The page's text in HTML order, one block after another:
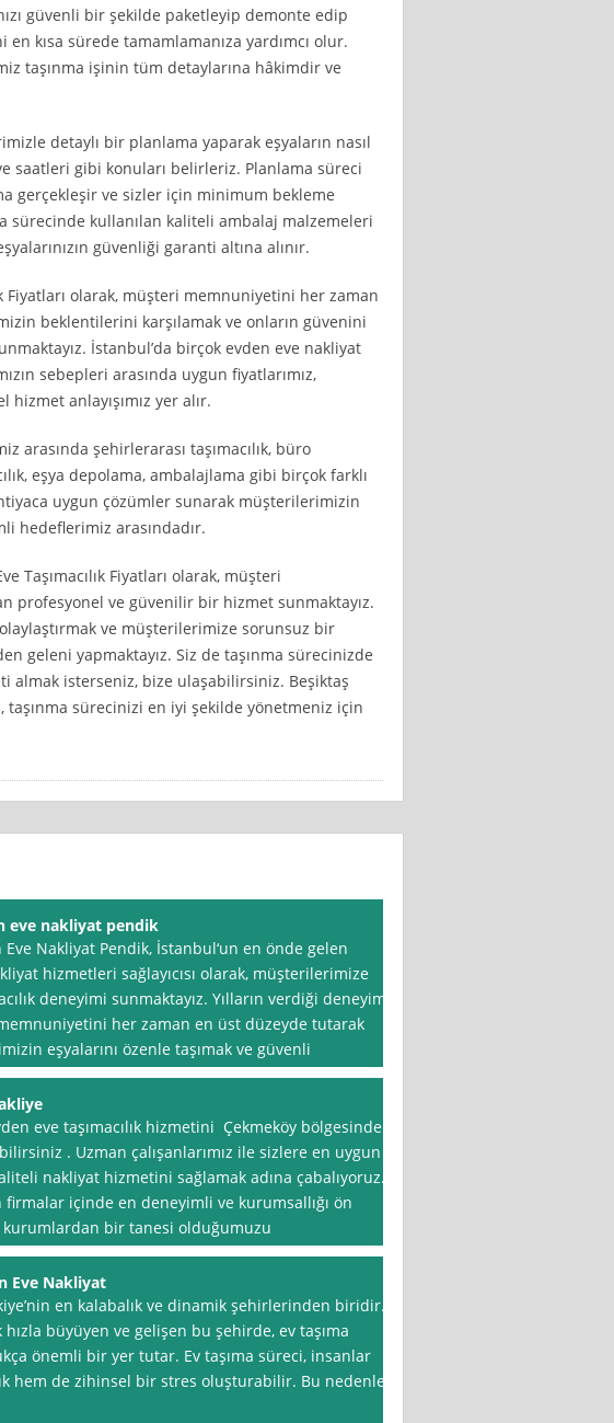
güvenli bir şekilde paketleyip demonte edip
kısa sürede tamamlamanıza yardımcı olur.
taşınma işinin tüm detaylarına hâkimdir ve
detaylı bir planlama yaparak eşyaların nasıl
saatleri gibi konuları belirleriz. Planlama süreci
gerçekleşir ve sizler için minimum bekleme
sürecinde kullanılan kaliteli ambalaj malzemeleri
güvenliği garanti altına alınır.
Fiyatları olarak, müşteri memnuniyetini her zaman
beklentilerini karşılamak ve onların güvenini
İstanbul’da birçok evden eve nakliyat
sebepleri arasında uygun fiyatlarımız,
anlayışımız yer alır.
arasında şehirlerarası taşımacılık, büro
eşya depolama, ambalajlama gibi birçok farklı
uygun çözümler sunarak müşterilerimizin
hedeflerimiz arasındadır.
Taşımacılık Fiyatları olarak, müşteri
profesyonel ve güvenilir bir hizmet sunmaktayız.
ve müşterilerimize sorunsuz bir
geleni yapmaktayız. Siz de taşınma sürecinizde
almak isterseniz, bize ulaşabilirsiniz. Beşiktaş
taşınma sürecinizi en iyi şekilde yönetmeniz için
eve nakliyat pendik
Eve Nakliyat Pendik, İstanbul‘un en önde gelen
hizmetleri sağlayıcısı olarak, müşterilerimize
deneyimi sunmaktayız. Yılların verdiği deneyim
her zaman en üst düzeyde tutarak
eşyalarını özenle taşımak ve güvenli
eve taşımacılık hizmetini Çekmeköy bölgesinde
. Uzman çalışanlarımız ile sizlere en uygun
nakliyat hizmetini sağlamak adına çabalıyoruz.
firmalar içinde en deneyimli ve kurumsallığı ön
bir tanesi olduğumuzu
Eve Nakliyat
en kalabalık ve dinamik şehirlerinden biridir.
büyüyen ve gelişen bu şehirde, ev taşıma
önemli bir yer tutar. Ev taşıma süreci, insanlar
hem de zihinsel bir stres oluşturabilir. Bu nedenle,